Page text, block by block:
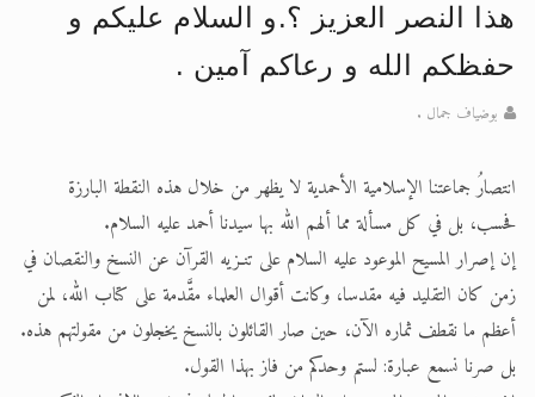
هذا النصر العزيز ؟.و السلام عليكم و
حفظكم الله و رعاكم آمين .
بوضياف جمال .
انتصارُ جماعتنا الإسلامية الأحمدية لا يظهر من خلال هذه النقطة البارزة
فحسب، بل في كل مسألة مما ألهم الله بها سيدنا أحمد عليه السلام.
إن إصرار المسيح الموعود عليه السلام على تنـزيه القرآن عن النسخ والنقصان في
زمن كان التقليد فيه مقدسا، وكانت أقوال العلماء مقَّدمة على كتاب الله، لمن
أعظم ما نقطف ثماره الآن، حين صار القائلون بالنسخ يخجلون من مقولتهم هذه.
بل صرنا نسمع عبارة: لستم وحدكم من فاز بهذا القول.